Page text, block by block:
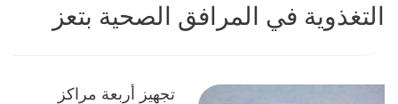
التغذوية في المرافق الصحية بتعز
تجهيز أربعة مراكز